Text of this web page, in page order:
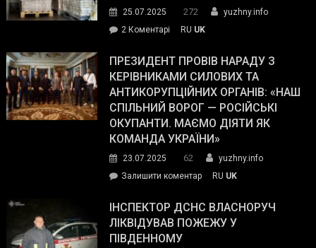
The
Street
Journal.
25.07.2025 272
yuzhny.info
2 Коментарі
Південному
працівникам
ОПЗ
з
матеріального
резерву
гуманітарну
допомогу
RU UK
ПРЕЗИДЕНТ ПРОВІВ НАРАДУ З
КЕРІВНИКАМИ СИЛОВИХ ТА
АНТИКОРУПЦІЙНИХ ОРГАНІВ: «НАШ
СПІЛЬНИЙ ВОРОГ — РОСІЙСЬКІ
ОКУПАНТИ. МАЄМО ДІЯТИ ЯК
КОМАНДА УКРАЇНИ»
23.07.2025 62
yuzhny.info
Залишити коментарon
провів
нараду
RU UK
ІНСПЕКТОР ДСНС ВЛАСНОРУЧ
ЛІКВІДУВАВ ПОЖЕЖУ У
ПІВДЕННОМУ